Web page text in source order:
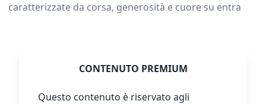
caratterizzate da corsa, generosità e cuore su entra
CONTENUTO PREMIUM
Questo contenuto è riservato agli